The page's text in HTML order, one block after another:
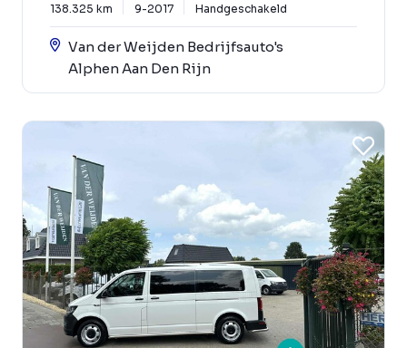
138.325 km 9-2017 Handgeschakeld
Van der Weijden Bedrijfsauto's
Alphen Aan Den Rijn